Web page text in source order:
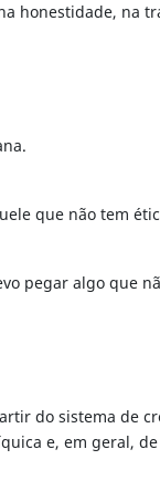
na
que não tem
pegar algo
do sistema de
e, em geral,